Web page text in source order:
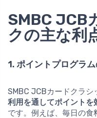
SMBC JCB
クの主な利
1. ポイントプログラ
SMBC JCBカードクラシ
利用を通してポイントを
です。例えば、毎日の食